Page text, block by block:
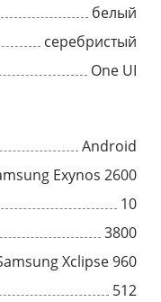
белый
серебристый
One UI
Android
Exynos 2600
10
3800
Xclipse 960
512